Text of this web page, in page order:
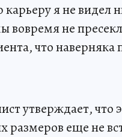
я не видел
вовремя не
что
утверждает,
размеров еще не